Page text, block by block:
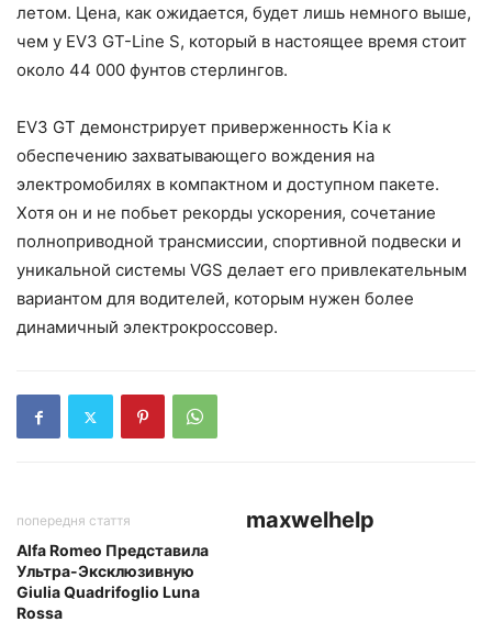
летом. Цена, как ожидается, будет лишь немного выше,
чем у EV3 GT-Line S, который в настоящее время стоит
около 44 000 фунтов стерлингов.
EV3 GT демонстрирует приверженность Kia к
обеспечению захватывающего вождения на
электромобилях в компактном и доступном пакете.
Хотя он и не побьет рекорды ускорения, сочетание
полноприводной трансмиссии, спортивной подвески и
уникальной системы VGS делает его привлекательным
вариантом для водителей, которым нужен более
динамичный электрокроссовер.
попередня стаття
Alfa Romeo Представила
Ультра-Эксклюзивную
Giulia Quadrifoglio Luna
Rossa
maxwelhelp